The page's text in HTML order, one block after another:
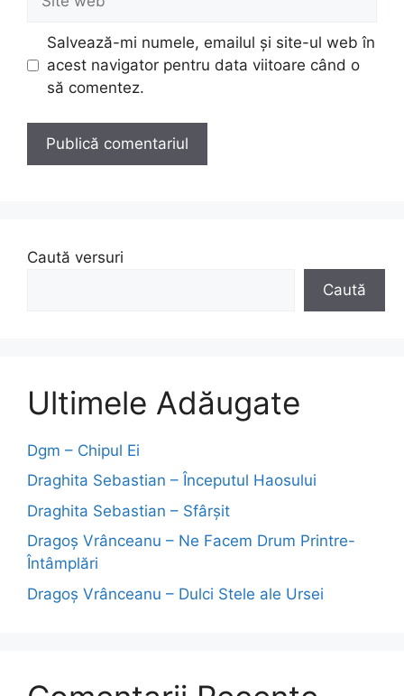
web
Salvează-mi numele, emailul și site-ul web în
acest navigator pentru data viitoare când o
să comentez.
Caută versuri
Caută
Ultimele Adăugate
Dgm – Chipul Ei
Draghita Sebastian – Începutul Haosului
Draghita Sebastian – Sfârșit
Dragoş Vrânceanu – Ne Facem Drum Printre-
Întâmplări
Dragoş Vrânceanu – Dulci Stele ale Ursei